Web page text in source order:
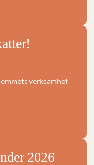
verksamhet
2026